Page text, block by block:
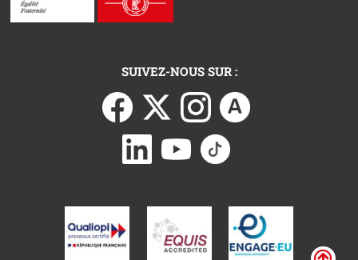
SUIVEZ-NOUS SUR :